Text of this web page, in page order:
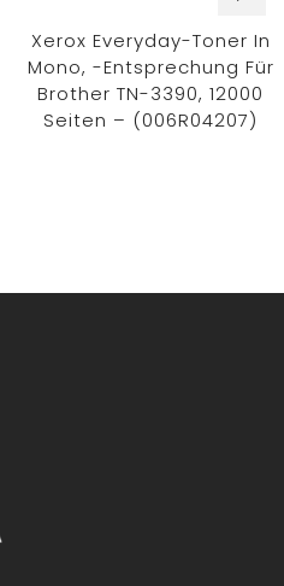
Xerox Everyday-Toner In
Mono, -Entsprechung Für
Brother TN-3390, 12000
Seiten – (006R04207)